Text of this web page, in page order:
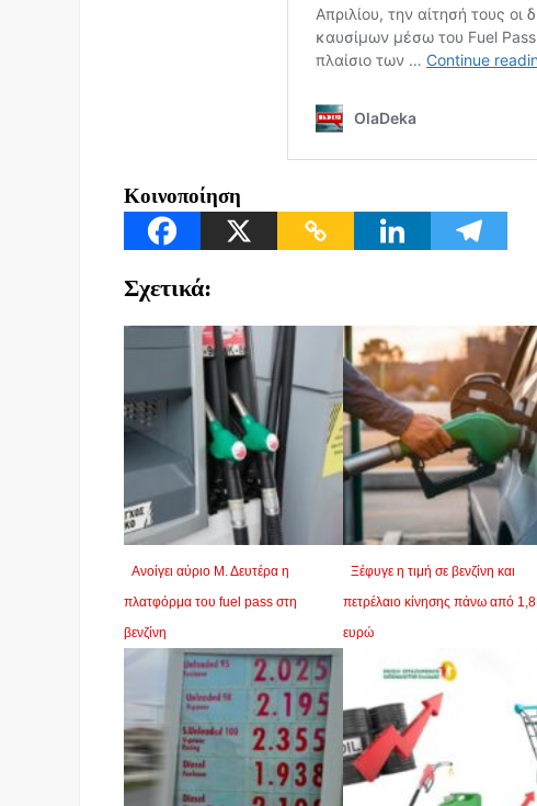
Κοινοποίηση
Σχετικά:
Ανοίγει αύριο Μ. Δευτέρα η
πλατφόρμα του fuel pass στη
βενζίνη
Ξέφυγε η τιμή σε βενζίνη και
πετρέλαιο κίνησης πάνω από 1,8
ευρώ